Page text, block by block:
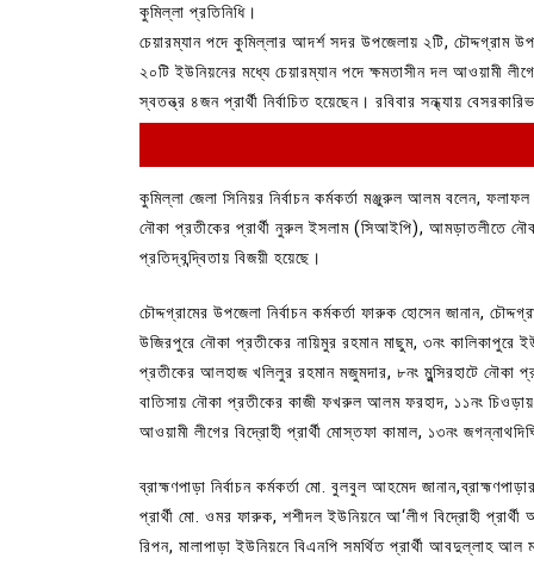
কুমিল্লা প্রতিনিধি।
চেয়ারম্যান পদে কুমিল্লার আদর্শ সদর উপজেলায় ২টি, চৌদ্দগ্রাম
২০টি ইউনিয়নের মধ্যে চেয়ারম্যান পদে ক্ষমতাসীন দল আওয়ামী
স্বতন্ত্র ৪জন প্রার্থী নির্বাচিত হয়েছেন। রবিবার সন্ধ্যায়
কুমিল্লা জেলা সিনিয়র নির্বাচন কর্মকর্তা মঞ্জুরুল আলম বলেন,
নৌকা প্রতীকের প্রার্থী নুরুল ইসলাম (সিআইপি), আমড়াতলীতে
প্রতিদ্বন্দ্বিতায় বিজয়ী হয়েছে।
চৌদ্দগ্রামের উপজেলা নির্বাচন কর্মকর্তা ফারুক হোসেন জানান,
উজিরপুরে নৌকা প্রতীকের নায়িমুর রহমান মাছুম, ৩নং
প্রতীকের আলহাজ খলিলুর রহমান মজুমদার, ৮নং মুন্সিরহাটে
বাতিসায় নৌকা প্রতীকের কাজী ফখরুল আলম ফরহাদ, ১১নং
আওয়ামী লীগের বিদ্রোহী প্রার্থী মোস্তফা কামাল, ১৩নং
ব্রাহ্মণপাড়া নির্বাচন কর্মকর্তা মো. বুলবুল আহমেদ
প্রার্থী মো. ওমর ফারুক, শশীদল ইউনিয়নে আ‘লীগ বিদ্রোহী
রিপন, মালাপাড়া ইউনিয়নে বিএনপি সমর্থিত প্রার্থী আবদুল্লাহ
Uncategorized
পদের জন্য ৩৩ জন প্রার্থী
July 30, 2026 0 3 words